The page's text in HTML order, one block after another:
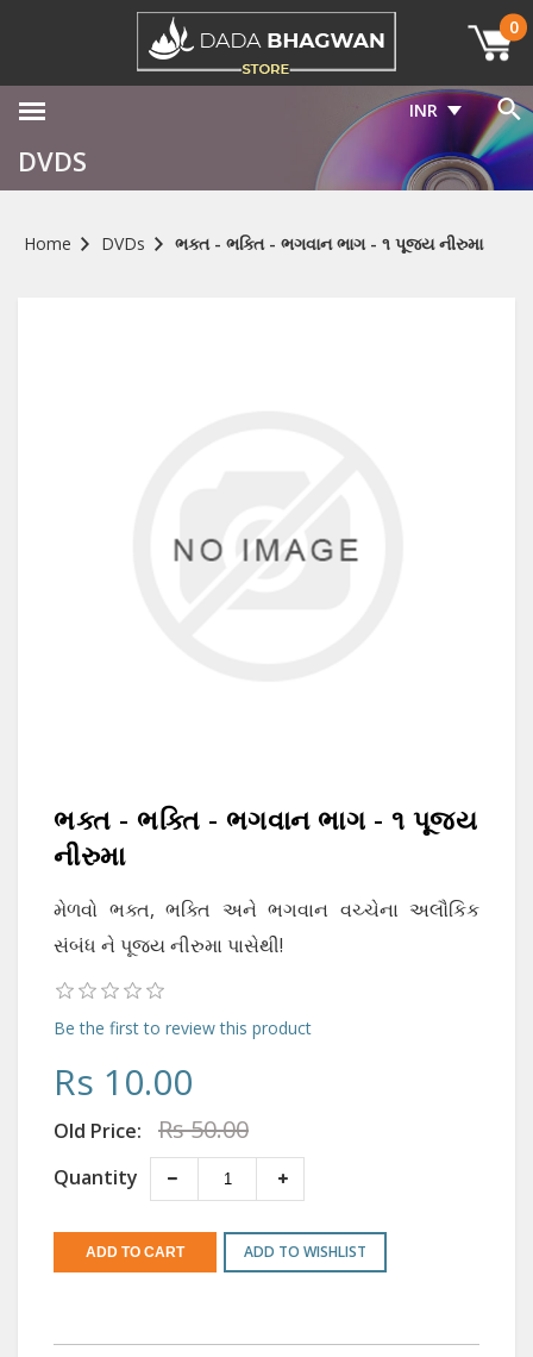
0
INR
DVDS
Home DVDs ભક્ત - ભક્તિ - ભગવાન ભાગ - ૧ પૂજ્ય નીરુમા
ભક્ત - ભક્તિ - ભગવાન ભાગ - ૧ પૂજ્ય
નીરુમા
મેળવો ભક્ત, ભક્તિ અને ભગવાન વચ્ચેના અલૌકિક
સંબંધ ને પૂજ્ય નીરુમા પાસેથી!
Be the first to review this product
Rs 10.00
Old Price: Rs 50.00
Quantity
ADD TO WISHLIST